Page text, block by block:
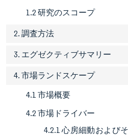
1.2 研究のスコープ
2. 調査方法
3. エグゼクティブサマリー
4. 市場ランドスケープ
4.1 市場概要
4.2 市場ドライバー
4.2.1 心房細動および